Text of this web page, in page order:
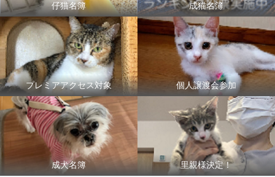
仔猫名簿 成猫名簿
プレミアアクセス対象 個人譲渡会参加
成犬名簿 里親様決定！